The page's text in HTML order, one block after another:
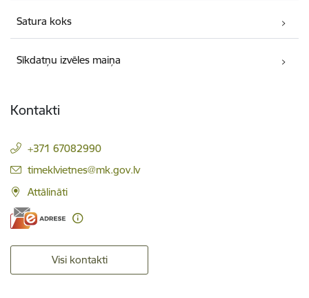
Satura koks
Sīkdatņu izvēles maiņa
Kontakti
+371 67082990
E-pasts:
timeklvietnes@mk.gov.lv
Attālināti
Visi kontakti